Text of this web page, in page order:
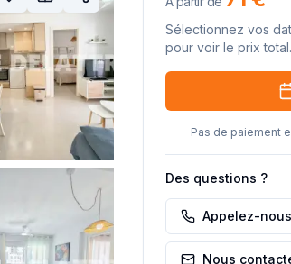
Sélectionnez vos
pour voir le prix total.
Pas de paiement
Des questions ?
Appelez-nous
Nous